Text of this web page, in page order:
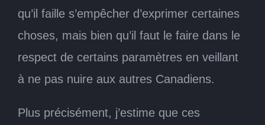
qu’il faille s’empêcher d’exprimer certaines
choses, mais bien qu’il faut le faire dans le
respect de certains paramètres en veillant
à ne pas nuire aux autres Canadiens.
Plus précisément, j’estime que ces